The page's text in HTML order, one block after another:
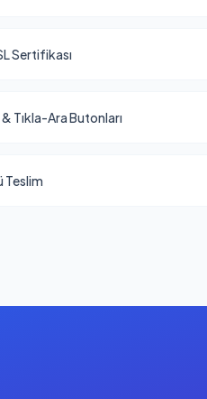
Sertifikası
Tıkla-Ara Butonları
Teslim